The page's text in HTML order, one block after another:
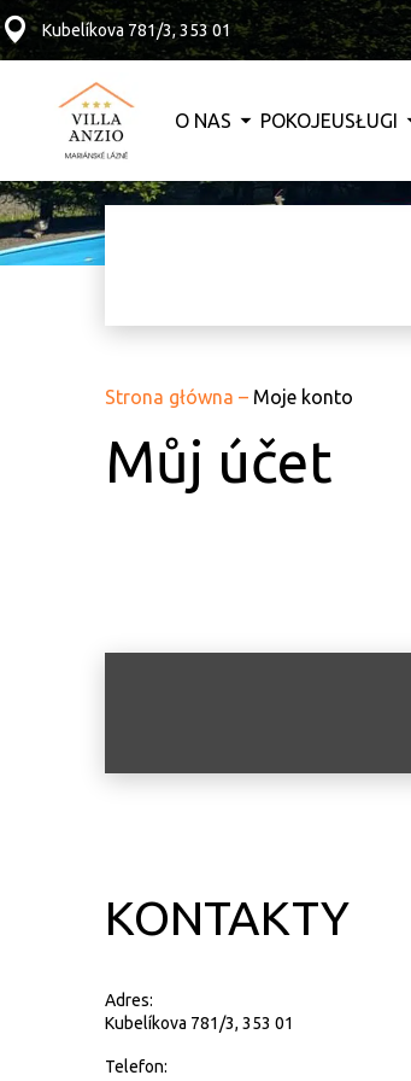
Kubelíkova 781/3, 353 01
O NAS POKOJEUSŁUGI
Strona główna – Moje konto
Můj účet
KONTAKTY
Adres:
Kubelíkova 781/3, 353 01
Telefon: